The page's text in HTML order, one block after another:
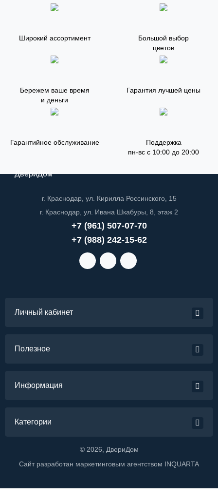
Широкий ассортимент
Большой выбор
цветов
Бережем ваше время
и деньги
Гарантия лучшей цены
Гарантийное обслуживание
Поддержка
пн-вс с 10:00 до 20:00
ДвериДом
г. Краснодар, ул. Кирилла Россинского, 15
г. Краснодар, ул. Ивана Шкабуры, 8, этаж 2
+7 (961) 507-07-70
+7 (988) 242-15-62
Личный кабинет
Полезное
Информация
Категории
© 2026 , ДвериДом
Сайт разработан маркетинговым агентством INQUARTA